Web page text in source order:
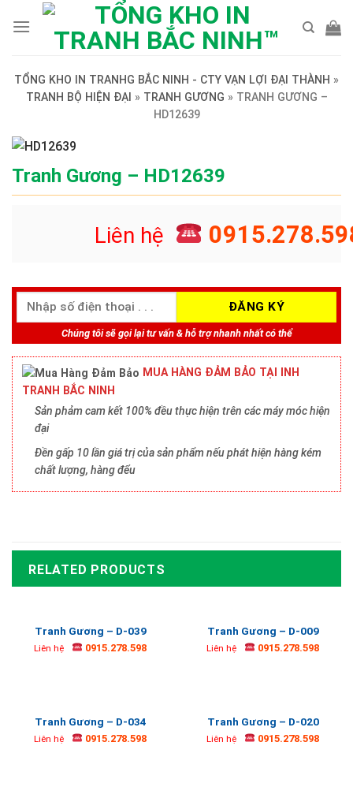
TỔNG KHO IN TRANHG BẮC NINH - CTY VẠN LỢI ĐẠI THÀNH »
TRANH BỘ HIỆN ĐẠI » TRANH GƯƠNG » TRANH GƯƠNG –
HD12639
Tranh Gương – HD12639
Liên hệ
Chúng tôi sẽ gọi lại tư vấn & hỗ trợ nhanh nhất có thể
MUA HÀNG ĐẢM BẢO TẠI INH
TRANH BẮC NINH
Sản phảm cam kết 100% đều thực hiện trên các máy móc hiện
đại
Đền gấp 10 lần giá trị của sản phẩm nếu phát hiện hàng kém
chất lượng, hàng đểu
RELATED PRODUCTS
Tranh Gương – D-039
Liên hệ 0915.278.598
Tranh Gương – D-009
Liên hệ 0915.278.598
Tranh Gương – D-034
Liên hệ 0915.278.598
Tranh Gương – D-020
Liên hệ 0915.278.598